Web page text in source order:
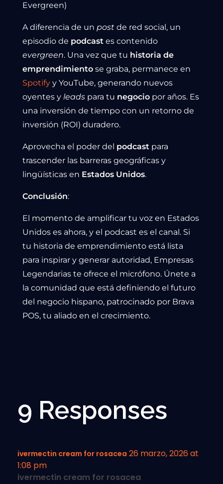
Evergreen)
A diferencia de un post de red social, un
episodio de podcast es contenido
evergreen. Una vez que tu historia de
emprendimiento se graba, permanece en
Spotify y YouTube, generando nuevos
oyentes y leads para tu negocio por años. Es
una inversión de tiempo con un retorno de
inversión (ROI) duradero.
Aprovecha el poder del podcast para
trascender las barreras geográficas y
lingüísticas en Estados Unidos.
Conclusión:
El momento de amplificar tu voz en Estados
Unidos es ahora, y el podcast es el canal. Si
tu historia de emprendimiento está lista
para inspirar y generar autoridad, Empresas
Legendarias te ofrece el micrófono. Únete a
la comunidad que está definiendo el futuro
del negocio hispano, patrocinado por Brava
POS, tu aliado en el crecimiento.
9 Responses
ivermectin cream for rosacea 26 marzo, 2026 at
1:08 pm
ivermectin cream for rosacea